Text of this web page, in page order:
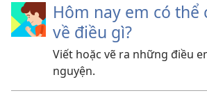
Hôm nay em có thể
về điều gì?
Viết hoặc vẽ ra những điều
nguyện.